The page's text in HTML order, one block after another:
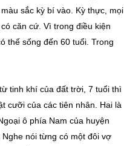
sắc kỳ bí vào. Kỳ thực, mọi
căn cứ. Vì trong điều kiện
thế sống đến 60 tuổi. Trong
tinh khí của đất trời, 7 tuổi thì
cưỡi của các tiên nhân. Hai là
ô phía Nam của huyện
nói từng có một đôi vợ